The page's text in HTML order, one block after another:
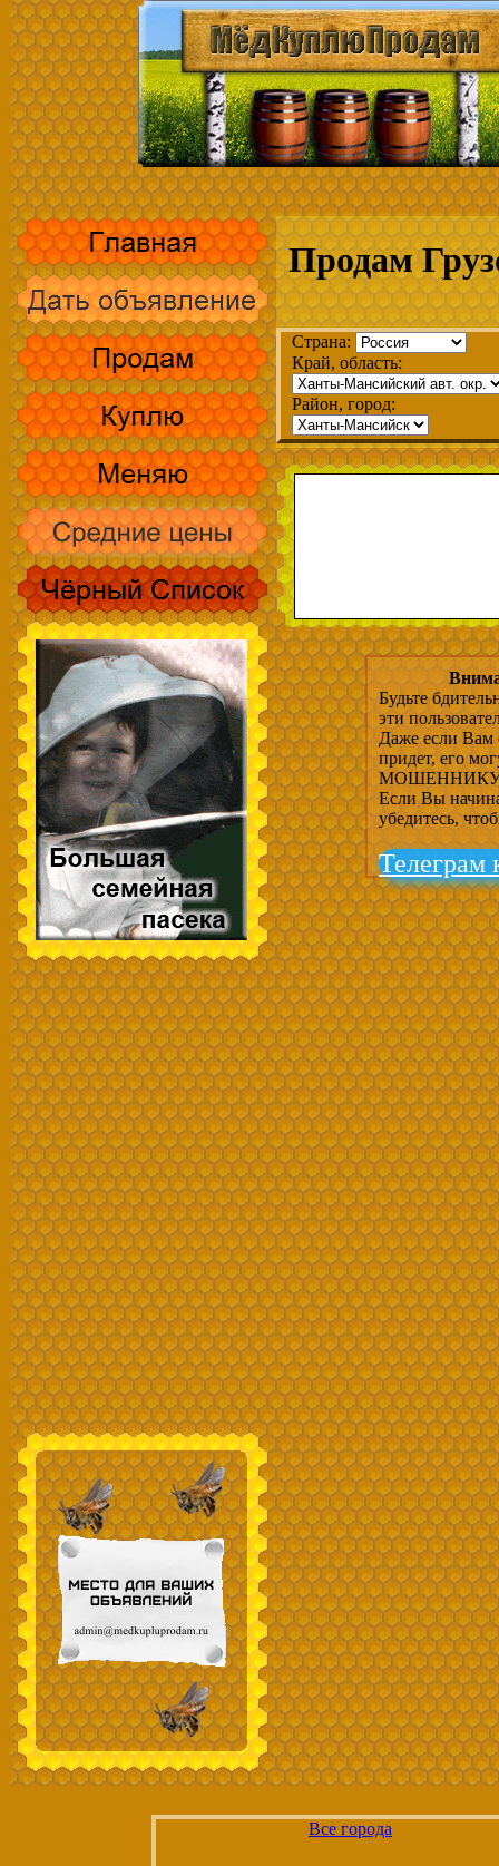
Продам
Страна:
Край, область:
Район, город:
Будьте
эти
Даже если Вам
придет, его
МОШЕННИКУ,
Если Вы
убедитесь,
Телеграм
Все города